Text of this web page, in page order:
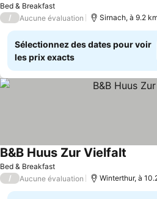
Bed & Breakfast
/ Aucune évaluation Sirnach, à 9.2
Sélectionnez des dates pour voir
les prix exacts
Bed & Breakfast
B&B Huus Zur Vielfalt
/ Aucune évaluation Winterthur, à